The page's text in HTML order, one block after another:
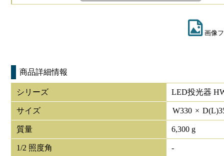
画像
商品詳細情報
シリーズ LED投光器
サイズ W330 × D(L)
質量 6,300 g
1/2 照度角 -